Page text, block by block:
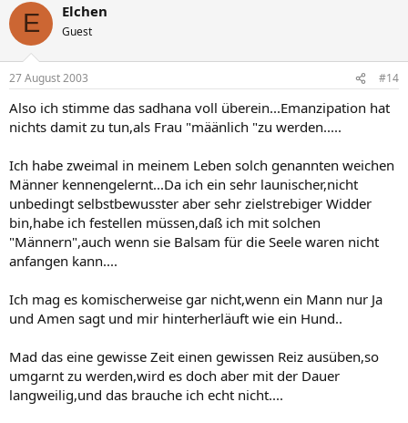
E Elchen
Guest
27 August 2003 #14
Also ich stimme das sadhana voll überein...Emanzipation hat
nichts damit zu tun,als Frau "määnlich "zu werden.....
Ich habe zweimal in meinem Leben solch genannten weichen
Männer kennengelernt...Da ich ein sehr launischer,nicht
unbedingt selbstbewusster aber sehr zielstrebiger Widder
bin,habe ich festellen müssen,daß ich mit solchen
"Männern",auch wenn sie Balsam für die Seele waren nicht
anfangen kann....
Ich mag es komischerweise gar nicht,wenn ein Mann nur Ja
und Amen sagt und mir hinterherläuft wie ein Hund..
Mad das eine gewisse Zeit einen gewissen Reiz ausüben,so
umgarnt zu werden,wird es doch aber mit der Dauer
langweilig,und das brauche ich echt nicht....